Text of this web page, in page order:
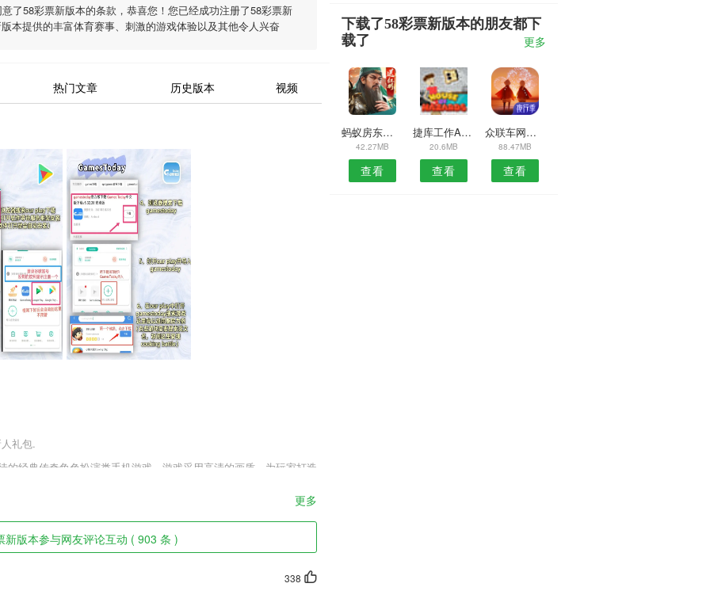
了58彩票新版本的条款，恭喜您！您已经成功注册了58彩票新
本提供的丰富体育赛事、刺激的游戏体验以及其他令人兴奋
热门文章 历史版本 视频
礼包.
的经典传奇角色扮演类手机游戏，游戏采用高清的画质，为玩家打造
所带来的无限激情，还在犹豫什么?喜欢这款约战沙城安卓正版v1.
更多
新版本参与网友评论互动 ( 903 条 )
338
下载了58彩票新版本的朋友都下
载了
更多
蚂蚁房东助手安卓版
42.27MB
查看
捷库工作APP
20.6MB
查看
众联车网安卓版
88.47MB
查看